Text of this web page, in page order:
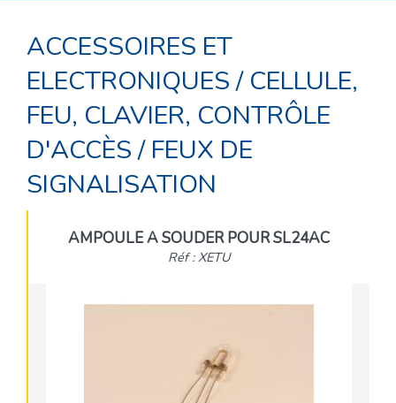
MOTORISATIONS
ACCESSOIRES ET ELECTRONIQUES
INTERPHONES VISIOPHONES
PIÈCES DÉTACHÉES
ACCESSOIRES ET
ELECTRONIQUES/ CELLULE,
FEU, CLAVIER, CONTRÔLE
D'ACCÈS/ FEUX DE
SIGNALISATION
AMPOULE A SOUDER POUR SL24AC
Réf : XETU